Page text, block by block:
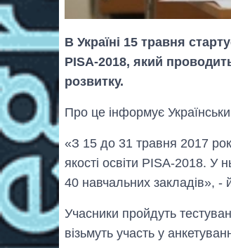
В Україні 15 травня
PISA-2018, який
розвитку.
Про це інформує
«З 15 до 31 травня 2017
якості освіти PISA-2018. У
40 навчальних закладів», -
Учасники пройдуть
візьмуть участь у